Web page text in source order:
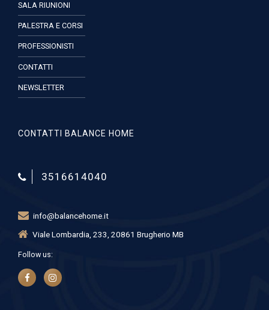
SALA RIUNIONI
PALESTRA E CORSI
PROFESSIONISTI
CONTATTI
NEWSLETTER
CONTATTI BALANCE HOME
3516614040
info@balancehome.it
Viale Lombardia, 233, 20861 Brugherio MB
Follow us: